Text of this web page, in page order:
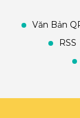
Văn Bản
RSS